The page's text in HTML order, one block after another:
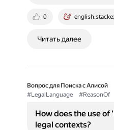
0
Читать далее
Вопрос для Поиска с Алисой
#LegalLanguage
#ReasonOf
How does the use
legal contexts?